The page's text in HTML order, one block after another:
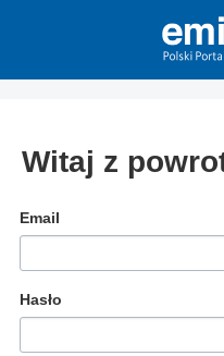
Witaj z
Email
Hasło